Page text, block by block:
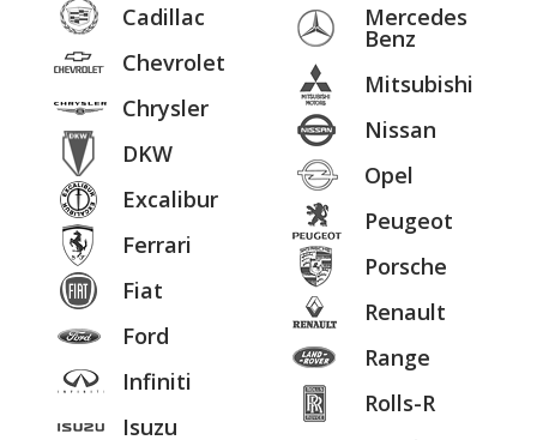
Cadillac
Chevrolet
Chrysler
DKW
Excalibur
Ferrari
Fiat
Ford
Infiniti
Isuzu
Mercedes
Benz
Mitsubishi
Nissan
Opel
Peugeot
Porsche
Renault
Range
Rolls-R